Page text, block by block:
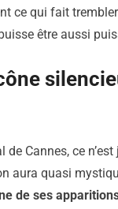
ce qui fait
être aussi
Cannes, ce
aura quasi
de ses